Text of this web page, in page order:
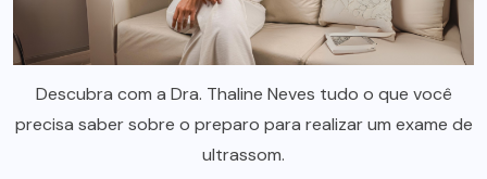
Descubra com a Dra. Thaline Neves tudo o que você
precisa saber sobre o preparo para realizar um exame de
ultrassom.